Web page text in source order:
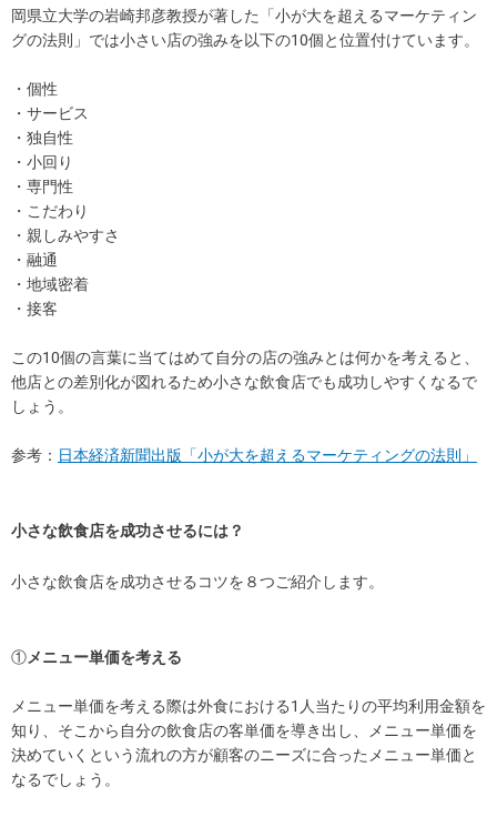
岡県立大学の岩崎邦彦教授が著した「小が大を超えるマーケティン
グの法則」では小さい店の強みを以下の10個と位置付けています。
・個性
・サービス
・独自性
・小回り
・専門性
・こだわり
・親しみやすさ
・融通
・地域密着
・接客
この10個の言葉に当てはめて自分の店の強みとは何かを考えると、
他店との差別化が図れるため小さな飲食店でも成功しやすくなるで
しょう。
参考： 日本経済新聞出版「小が大を超えるマーケティングの法則」
小さな飲食店を成功させるには？
小さな飲食店を成功させるコツを８つご紹介します。
①メニュー単価を考える
メニュー単価を考える際は外食における1人当たりの平均利用金額を
知り、そこから自分の飲食店の客単価を導き出し、メニュー単価を
決めていくという流れの方が顧客のニーズに合ったメニュー単価と
なるでしょう。